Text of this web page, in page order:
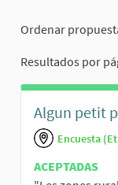
Ordenar
Resultados por
Algun petit
Encuesta
ACEPTADAS